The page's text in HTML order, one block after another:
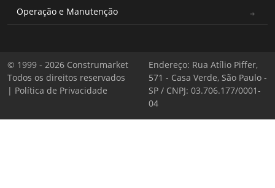
Operação e Manutenção
© 1999 - 2026 Construmarket
Todos os direitos reservados
| Política de Privacidade
Endereço: Rua Atílio Piffer,
571 - Casa Verde, São Paulo -
SP / CNPJ: 03.706.177/0001-
04